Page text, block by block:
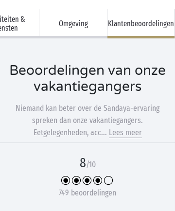
&
Omgeving Klantenbeoordelingen
Beoordelingen van onze
vakantiegangers
Niemand kan beter over de Sandaya-ervaring
spreken dan onze vakantiegangers.
Eetgelegenheden, acc... Lees meer
8/10
749 beoordelingen